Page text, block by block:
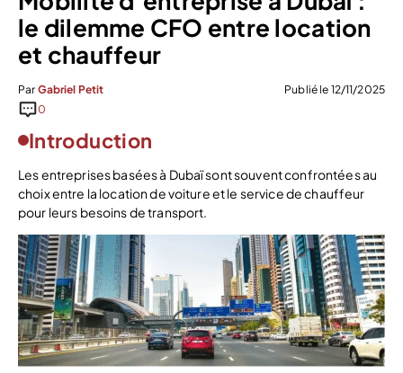
le dilemme CFO entre location
et chauffeur
Par Gabriel Petit
Publié le 12/11/2025
0
Introduction
Les entreprises basées à Dubaï sont souvent confrontées au
choix entre la location de voiture et le service de chauffeur
pour leurs besoins de transport.